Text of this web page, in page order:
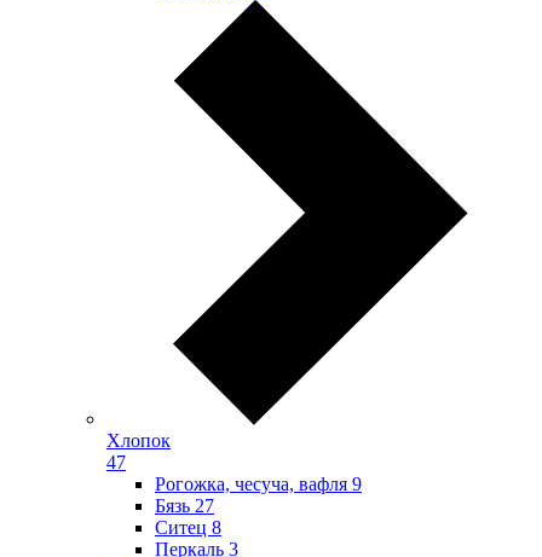
Хлопок
47
Рогожка, чесуча, вафля 9
Бязь 27
Ситец 8
Перкаль 3